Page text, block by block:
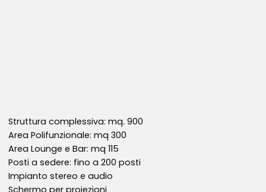
Struttura complessiva: mq. 900
Area Polifunzionale: mq 300
Area Lounge e Bar: mq 115
Posti a sedere: fino a 200 posti
Impianto stereo e audio